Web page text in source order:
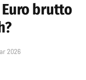
brutto
2026